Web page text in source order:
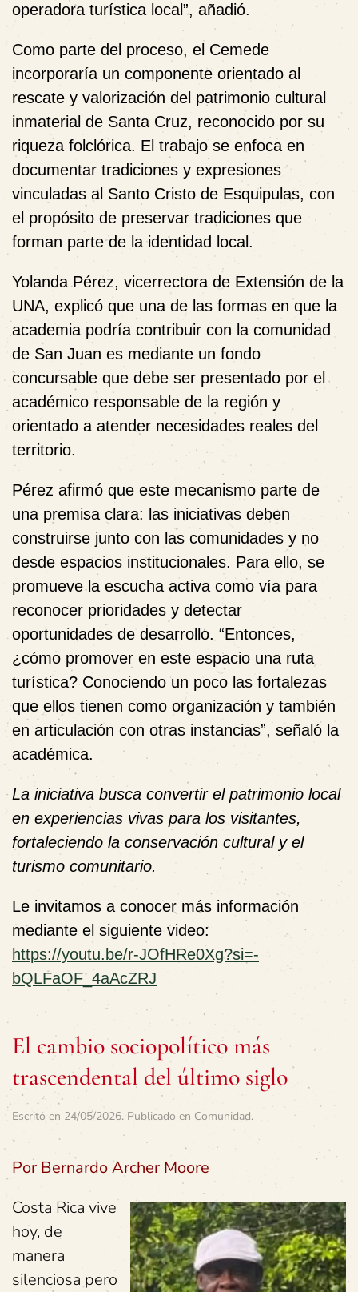
operadora turística local”, añadió.
Como parte del proceso, el Cemede
incorporaría un componente orientado al
rescate y valorización del patrimonio cultural
inmaterial de Santa Cruz, reconocido por su
riqueza folclórica. El trabajo se enfoca en
documentar tradiciones y expresiones
vinculadas al Santo Cristo de Esquipulas, con
el propósito de preservar tradiciones que
forman parte de la identidad local.
Yolanda Pérez, vicerrectora de Extensión de la
UNA, explicó que una de las formas en que la
academia podría contribuir con la comunidad
de San Juan es mediante un fondo
concursable que debe ser presentado por el
académico responsable de la región y
orientado a atender necesidades reales del
territorio.
Pérez afirmó que este mecanismo parte de
una premisa clara: las iniciativas deben
construirse junto con las comunidades y no
desde espacios institucionales. Para ello, se
promueve la escucha activa como vía para
reconocer prioridades y detectar
oportunidades de desarrollo. “Entonces,
¿cómo promover en este espacio una ruta
turística? Conociendo un poco las fortalezas
que ellos tienen como organización y también
en articulación con otras instancias”, señaló la
académica.
La iniciativa busca convertir el patrimonio local
en experiencias vivas para los visitantes,
fortaleciendo la conservación cultural y el
turismo comunitario.
Le invitamos a conocer más información
mediante el siguiente video:
https://youtu.be/r-JOfHRe0Xg?si=-
bQLFaOF_4aAcZRJ
El cambio sociopolítico más
trascendental del último siglo
Escrito en 24/05/2026. Publicado en Comunidad.
Por Bernardo Archer Moore
Costa Rica vive
hoy, de
manera
silenciosa pero